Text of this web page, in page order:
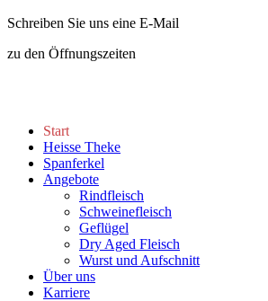
Schreiben Sie uns eine E-Mail
zu den Öffnungszeiten
Start
Heisse Theke
Spanferkel
Angebote
Rindfleisch
Schweinefleisch
Geflügel
Dry Aged Fleisch
Wurst und Aufschnitt
Über uns
Karriere